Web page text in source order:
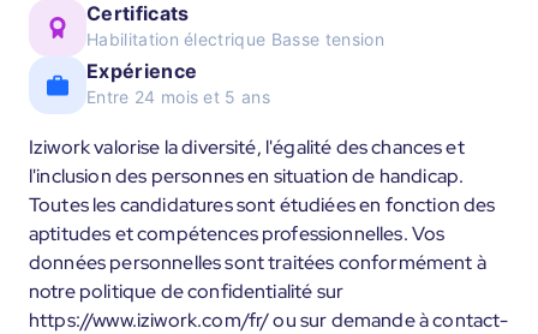
Certificats
Habilitation électrique Basse tension
Expérience
Entre 24 mois et 5 ans
Iziwork valorise la diversité, l'égalité des chances et
l'inclusion des personnes en situation de handicap.
Toutes les candidatures sont étudiées en fonction des
aptitudes et compétences professionnelles. Vos
données personnelles sont traitées conformément à
notre politique de confidentialité sur
https://www.iziwork.com/fr/ ou sur demande à contact-